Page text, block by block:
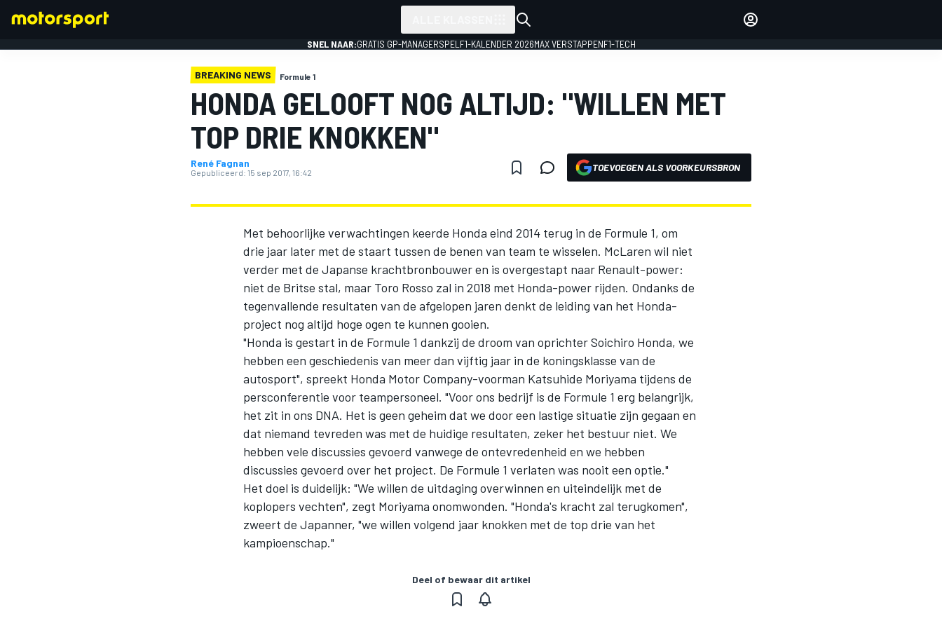
SNEL NAAR:GRATIS GP-MANAGERSPEL F1-KALENDER 2026MAX VERSTAPPENF1-TECH
BREAKING NEWS Formule 1
HONDA GELOOFT NOG ALTIJD: "WILLEN MET
TOP DRIE KNOKKEN"
René Fagnan
Gepubliceerd: 15 sep 2017, 16:42 TOEVOEGEN ALS VOORKEURSBRON
Met behoorlijke verwachtingen keerde Honda eind 2014 terug in de Formule 1, om
drie jaar later met de staart tussen de benen van team te wisselen. McLaren wil niet
verder met de Japanse krachtbronbouwer en is overgestapt naar Renault-power:
niet de Britse stal, maar Toro Rosso zal in 2018 met Honda-power rijden. Ondanks de
tegenvallende resultaten van de afgelopen jaren denkt de leiding van het Honda-
project nog altijd hoge ogen te kunnen gooien.
"Honda is gestart in de Formule 1 dankzij de droom van oprichter Soichiro Honda, we
hebben een geschiedenis van meer dan vijftig jaar in de koningsklasse van de
autosport", spreekt Honda Motor Company-voorman Katsuhide Moriyama tijdens de
persconferentie voor teampersoneel. "Voor ons bedrijf is de Formule 1 erg belangrijk,
het zit in ons DNA. Het is geen geheim dat we door een lastige situatie zijn gegaan en
dat niemand tevreden was met de huidige resultaten, zeker het bestuur niet. We
hebben vele discussies gevoerd vanwege de ontevredenheid en we hebben
discussies gevoerd over het project. De Formule 1 verlaten was nooit een optie."
Het doel is duidelijk: "We willen de uitdaging overwinnen en uiteindelijk met de
koplopers vechten", zegt Moriyama onomwonden. "Honda's kracht zal terugkomen",
zweert de Japanner, "we willen volgend jaar knokken met de top drie van het
kampioenschap."
Deel of bewaar dit artikel